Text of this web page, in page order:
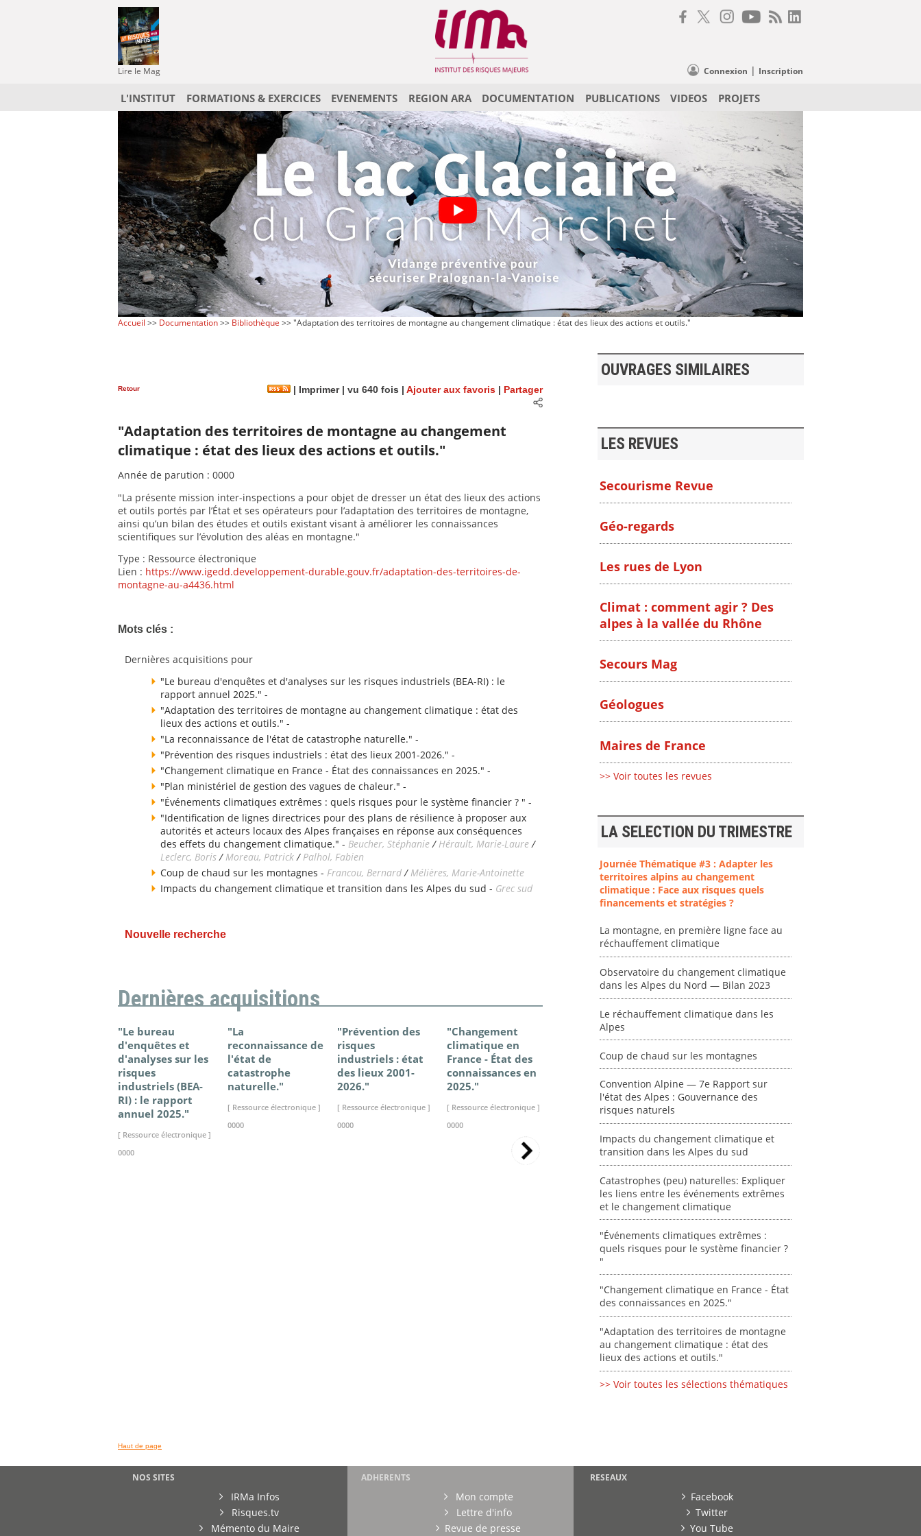
Lire le Mag Connexion | Inscription
L'INSTITUT FORMATIONS & EXERCICES EVENEMENTS REGION ARA DOCUMENTATION PUBLICATIONS VIDEOS PROJETS
Accueil >> Documentation>> Bibliothèque >> "Adaptation des territoires de montagne au changement climatique : état des lieux des actions et outils."
Retour Imprimer| vu 640 fois | Ajouter aux favoris Partager
"Adaptation des territoires de montagne au changement
climatique : état des lieux des actions et outils."
Année de parution : 0000
"La présente mission inter-inspections a pour objet de dresser un état des lieux des actions
et outils portés par l’État et ses opérateurs pour l’adaptation des territoires de montagne,
ainsi qu’un bilan des études et outils existant visant à améliorer les connaissances
scientifiques sur l’évolution des aléas en montagne."
Type : Ressource électronique
Lien : https://www.igedd.developpement-durable.gouv.fr/adaptation-des-territoires-de-
montagne-au-a4436.html
Mots clés :
Dernières acquisitions pour
"Le bureau d'enquêtes et d'analyses sur les risques industriels (BEA-RI) : le
rapport annuel 2025." -
"Adaptation des territoires de montagne au changement climatique : état des
lieux des actions et outils." -
"La reconnaissance de l'état de catastrophe naturelle." -
"Prévention des risques industriels : état des lieux 2001-2026." -
"Changement climatique en France - État des connaissances en 2025." -
"Plan ministériel de gestion des vagues de chaleur." -
"Événements climatiques extrêmes : quels risques pour le système financier ? " -
"Identification de lignes directrices pour des plans de résilience à proposer aux
autorités et acteurs locaux des Alpes françaises en réponse aux conséquences
des effets du changement climatique." - Beucher, Stéphanie/ Hérault, Marie-Laure/
Leclerc, Boris/Moreau, Patrick/ Palhol, Fabien
Coup de chaud sur les montagnes - Francou, Bernard/Mélières, Marie-Antoinette
Impacts du changement climatique et transition dans les Alpes du sud - Grec sud
Nouvelle recherche
Dernières acquisitions
"Le bureau
d'enquêtes et
d'analyses sur les
risques
industriels (BEA-
RI) : le rapport
annuel 2025."
[ Ressource électronique ]
0000
"La
reconnaissance de
l'état de
catastrophe
naturelle."
[ Ressource électronique ]
0000
"Prévention des
risques
industriels : état
des lieux 2001-
2026."
[ Ressource électronique ]
0000
"Changement
climatique en
France - État des
connaissances en
2025."
[ Ressource électronique ]
0000
"Plan ministériel
vagues de
chaleur."
[ Ressource électronique ]
extrêmes : quels
risques pour le
système financier
? "
0000
pour des plans de
résilience à
des Alpes [...]
[ Ressource électronique ]
Stéphanie Beucher
OUVRAGES SIMILAIRES
LES REVUES
Secourisme Revue
Géo-regards
Les rues de Lyon
Climat : comment agir ? Des
alpes à la vallée du Rhône
Secours Mag
Géologues
Maires de France
>> Voir toutes les revues
LA SELECTION DU TRIMESTRE
Journée Thématique #3 : Adapter les
territoires alpins au changement
climatique : Face aux risques quels
financements et stratégies ?
La montagne, en première ligne face au
réchauffement climatique
Observatoire du changement climatique
dans les Alpes du Nord — Bilan 2023
Le réchauffement climatique dans les
Alpes
Coup de chaud sur les montagnes
Convention Alpine — 7e Rapport sur
l'état des Alpes : Gouvernance des
risques naturels
Impacts du changement climatique et
transition dans les Alpes du sud
Catastrophes (peu) naturelles: Expliquer
les liens entre les événements extrêmes
et le changement climatique
"Événements climatiques extrêmes :
quels risques pour le système financier ?
"
"Changement climatique en France - État
des connaissances en 2025."
"Adaptation des territoires de montagne
au changement climatique : état des
lieux des actions et outils."
>> Voir toutes les sélections thématiques
Haut de page
NOS SITES
IRMa Infos
Risques.tv
Mémento du Maire
ADHERENTS
Mon compte
Lettre d'info
Revue de presse
RESEAUX
Facebook
Twitter
You Tube